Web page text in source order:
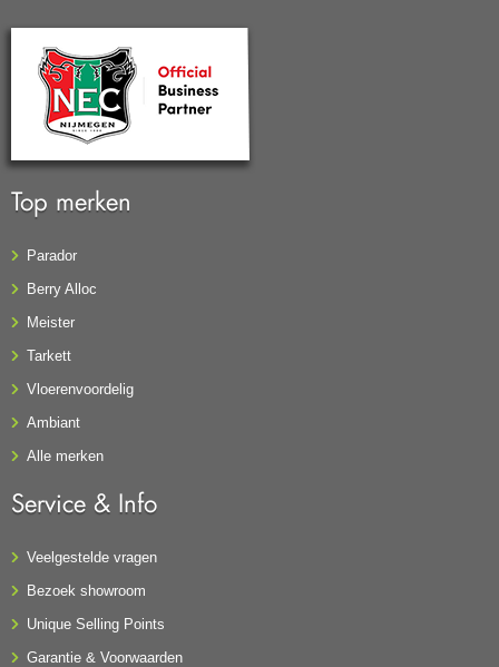
Top merken
Parador
Berry Alloc
Meister
Tarkett
Vloerenvoordelig
Ambiant
Alle merken
Service & Info
Veelgestelde vragen
Bezoek showroom
Unique Selling Points
Garantie & Voorwaarden